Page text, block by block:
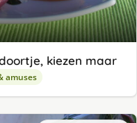
kiezen maar
amuses